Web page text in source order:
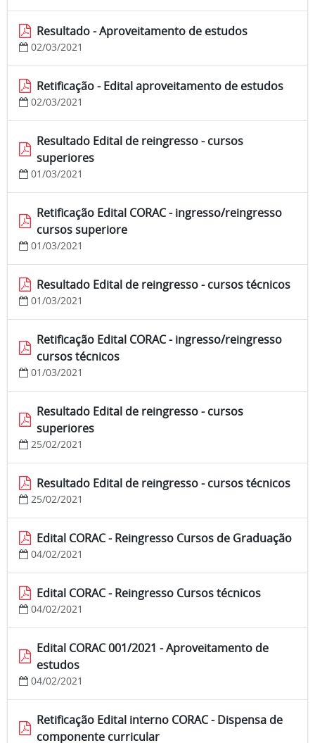
Resultado - Aproveitamento de estudos
02/03/2021
Retificação - Edital aproveitamento de estudos
02/03/2021
Resultado Edital de reingresso - cursos
superiores
01/03/2021
Retificação Edital CORAC - ingresso/reingresso
cursos superiore
01/03/2021
Resultado Edital de reingresso - cursos técnicos
01/03/2021
Retificação Edital CORAC - ingresso/reingresso
cursos técnicos
01/03/2021
Resultado Edital de reingresso - cursos
superiores
25/02/2021
Resultado Edital de reingresso - cursos técnicos
25/02/2021
Edital CORAC - Reingresso Cursos de Graduação
04/02/2021
Edital CORAC - Reingresso Cursos técnicos
04/02/2021
Edital CORAC 001/2021 - Aproveitamento de
estudos
04/02/2021
Retificação Edital interno CORAC - Dispensa de
componente curricular